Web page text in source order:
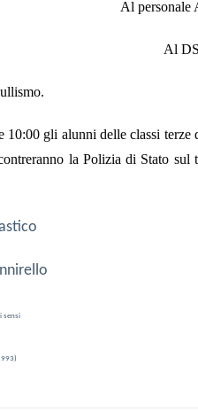
Al personale
Al
10:00 gli alunni delle classi terze
la Poliziadi Stato sul
sensi